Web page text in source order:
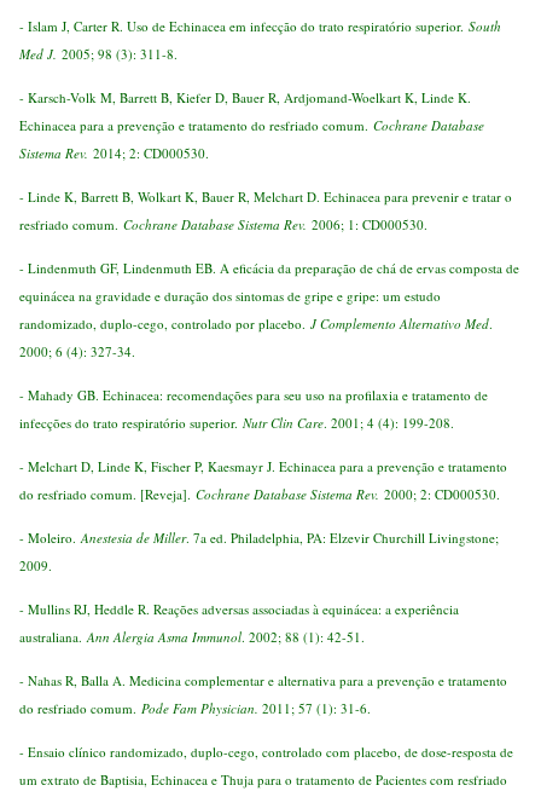
- Islam J, Carter R. Uso de Echinacea em infecção do trato respiratório superior.South
Med J. 2005; 98 (3): 311-8.
- Karsch-Volk M, Barrett B, Kiefer D, Bauer R, Ardjomand-Woelkart K, Linde K.
Echinacea para a prevenção e tratamento do resfriado comum.Cochrane Database
Sistema Rev. 2014; 2: CD000530.
- Linde K, Barrett B, Wolkart K, Bauer R, Melchart D. Echinacea para prevenir e tratar o
resfriado comum.Cochrane Database Sistema Rev. 2006; 1: CD000530.
- Lindenmuth GF, Lindenmuth EB. A eficácia da preparação de chá de ervas composta de
equinácea na gravidade e duração dos sintomas de gripe e gripe: um estudo
randomizado, duplo-cego, controlado por placebo.J Complemento Alternativo Med.
2000; 6 (4): 327-34.
- Mahady GB. Echinacea: recomendações para seu uso na profilaxia e tratamento de
infecções do trato respiratório superior.Nutr Clin Care. 2001; 4 (4): 199-208.
- Melchart D, Linde K, Fischer P, Kaesmayr J. Echinacea para a prevenção e tratamento
do resfriado comum. [Reveja].Cochrane Database Sistema Rev. 2000; 2: CD000530.
- Moleiro.Anestesia de Miller. 7a ed. Philadelphia, PA: Elzevir Churchill Livingstone;
2009.
- Mullins RJ, Heddle R. Reações adversas associadas à equinácea: a experiência
australiana.Ann Alergia Asma Immunol. 2002; 88 (1): 42-51.
- Nahas R, Balla A. Medicina complementar e alternativa para a prevenção e tratamento
do resfriado comum. Pode Fam Physician .2011; 57 (1): 31-6.
- Ensaio clínico randomizado, duplo-cego, controlado com placebo, de dose-resposta de
um extrato de Baptisia, Echinacea e Thuja para o tratamento de Pacientes com resfriado